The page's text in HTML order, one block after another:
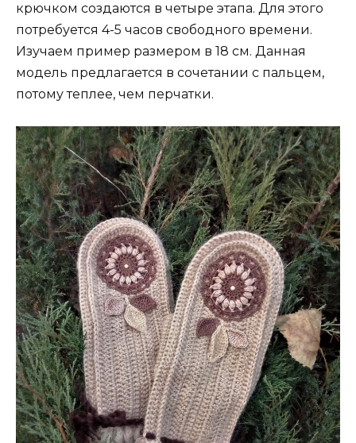
крючком создаются в четыре этапа. Для этого
потребуется 4-5 часов свободного времени.
Изучаем пример размером в 18 см. Данная
модель предлагается в сочетании с пальцем,
потому теплее, чем перчатки.